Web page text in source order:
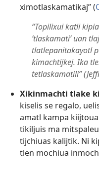
ximotlaskamatikaj” (
“Topilixui katli
‘tlaskamati’ uan
tlatlepanitakayotl
kimachtijkej. Ika
tetlaskamatili”
Xikinmachti tlake
kiselis se regalo,
amatl kampa
tikiljuis ma
tijchiuas kalijtik. Ni
tlen mochiua